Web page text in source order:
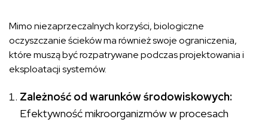
Mimo niezaprzeczalnych korzyści, biologiczne
oczyszczanie ścieków ma również swoje ograniczenia,
które muszą być rozpatrywane podczas projektowania i
eksploatacji systemów.
Zależność od warunków środowiskowych:
Efektywność mikroorganizmów w procesach